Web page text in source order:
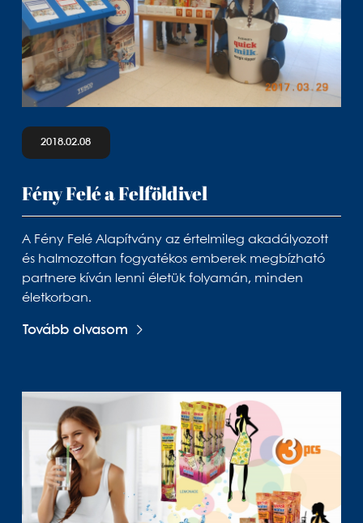
2018.02.08
Fény Felé a Felföldivel
A Fény Felé Alapítvány az értelmileg akadályozott
és halmozottan fogyatékos emberek megbízható
partnere kíván lenni életük folyamán, minden
életkorban.
Tovább olvasom